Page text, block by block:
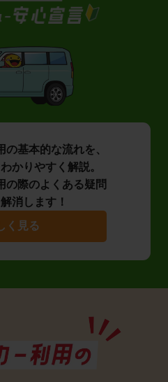
の基本的な流れを、
かりやすく解説。
の際のよくある疑問
消します！
く見る